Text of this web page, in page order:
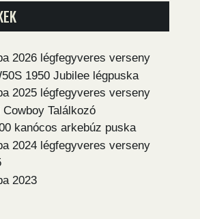
2026 légfegyveres verseny
1950 Jubilee légpuska
2025 légfegyveres verseny
Találkozó
kanócos arkebúz puska
2024 légfegyveres verseny
2023